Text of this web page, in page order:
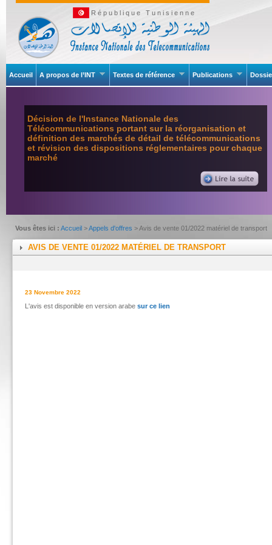
République Tunisienne
Accueil A propos de l’INT Textes de référence Publications
Décision de l'Instance Nationale des
Télécommunications portant sur la réorganisation et
définition des marchés de détail de télécommunications
et révision des dispositions réglementaires pour chaque
marché
Vous êtes ici : Accueil >Appels d'offres > Avis de vente 01/2022 matériel de transport
AVIS DE VENTE 01/2022 MATÉRIEL DE TRANSPORT
23 Novembre 2022
L'avis est disponible en version arabe sur ce lien